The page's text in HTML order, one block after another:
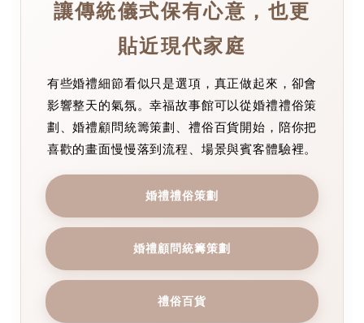
讓傳統儀式保有心意，也更
貼近現代家庭
有些婚禮細節看似只是選項，真正做起來，卻會
影響整天的氣氛。幸福故事館可以從婚禮禮俗策
劃、婚禮顧問統籌策劃、禮俗百貨開始，陪你把
喜歡的畫面慢慢落到流程、場景與賓客體驗裡。
婚禮禮俗策劃
婚禮顧問統籌策劃
禮俗百貨